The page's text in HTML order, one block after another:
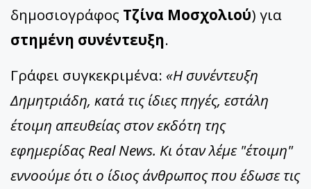
δημοσιογράφος Τζίνα Μοσχολιού) για
στημένη συνέντευξη.
Γράφει συγκεκριμένα: «Η συνέντευξη
Δημητριάδη, κατά τις ίδιες πηγές, εστάλη
έτοιμη απευθείας στον εκδότη της
εφημερίδας Real News. Κι όταν λέμε "έτοιμη"
εννοούμε ότι ο ίδιος άνθρωπος που έδωσε τις